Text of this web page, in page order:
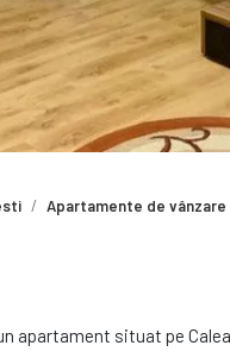
Apartamente de
apartament situat pe